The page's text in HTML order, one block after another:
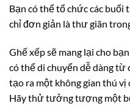
Bạn có thể tổ chức các buổi
chỉ đơn giản là thư giãn
Ghế xếp sẽ mang lại cho
có thể di chuyển dễ dàng từ
tạo ra một không gian thú
Hãy thử tưởng tượng một